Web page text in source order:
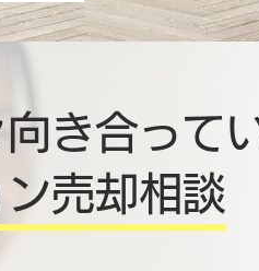
き合って
売却相談